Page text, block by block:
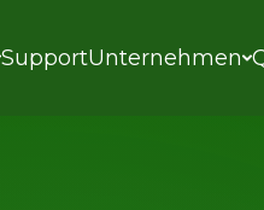
SupportUnternehmen